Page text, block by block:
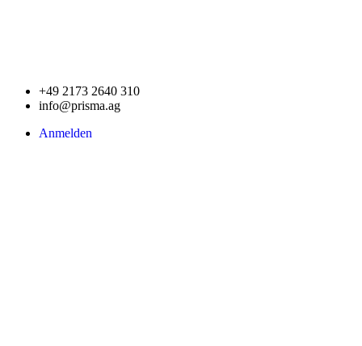
+49 2173 2640 310
info@prisma.ag
Anmelden